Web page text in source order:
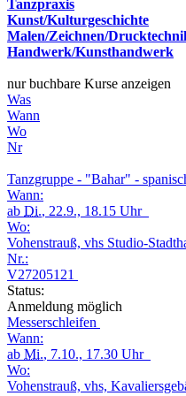
Tanzpraxis
Kunst/Kulturgeschichte
Malen/Zeichnen/
Handwerk/Kunsthandwerk
nur buchbare Kurse anzeigen
Was
Wann
Wo
Nr
Tanzgruppe - "Bahar" -
Wann:
ab Di., 22.9., 18.15 Uhr
Wo:
Vohenstrauß, vhs Studio-
Nr.:
V27205121
Status:
Anmeldung möglich
Messerschleifen
Wann:
ab Mi., 7.10., 17.30 Uhr
Wo:
Vohenstrauß, vhs,